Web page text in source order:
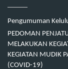
Pengumuman
PEDOMAN
MELAKUKAN
KEGIATAN MUDIK
(COVID-19)